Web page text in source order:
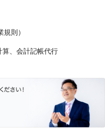
則）
、会計記帳代行